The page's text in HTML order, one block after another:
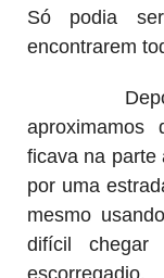
Só podia
encontrarem
Depois de
aproximamos
ficava na parte
por uma
mesmo
difícil
escorregadio.